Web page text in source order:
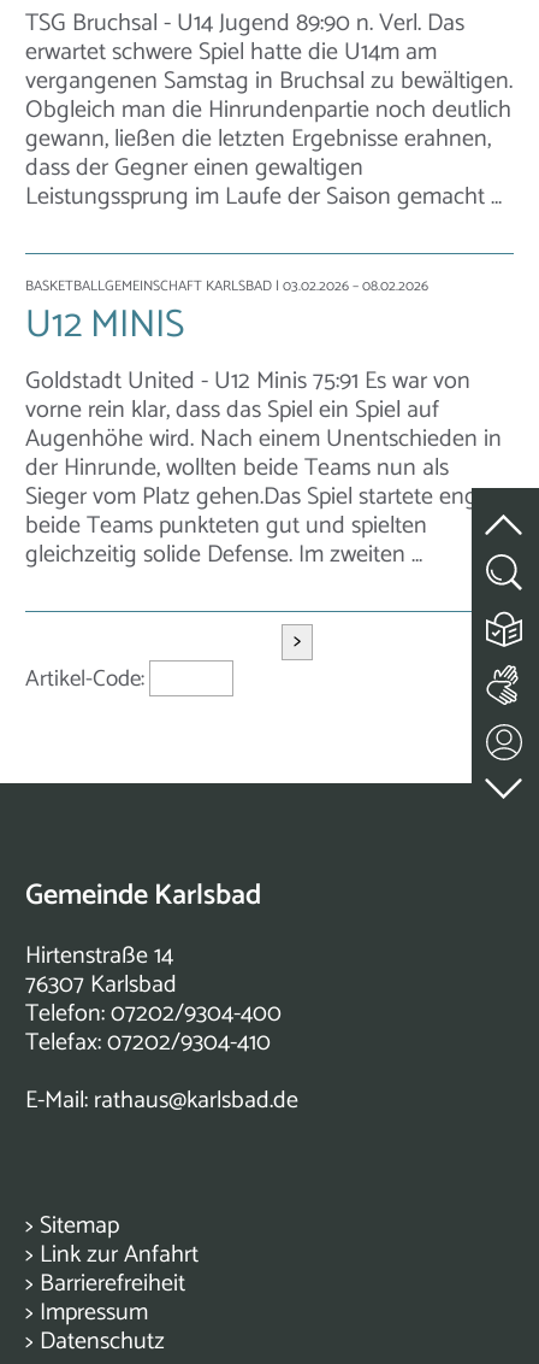
TSG Bruchsal - U14 Jugend 89:90 n. Verl. Das
erwartet schwere Spiel hatte die U14m am
vergangenen Samstag in Bruchsal zu bewältigen.
Obgleich man die Hinrundenpartie noch deutlich
gewann, ließen die letzten Ergebnisse erahnen,
dass der Gegner einen gewaltigen
Leistungssprung im Laufe der Saison gemacht …
BASKETBALLGEMEINSCHAFT KARLSBAD | 03.02.2026 – 08.02.2026
U12 MINIS
Goldstadt United - U12 Minis 75:91 Es war von
vorne rein klar, dass das Spiel ein Spiel auf
Augenhöhe wird. Nach einem Unentschieden in
der Hinrunde, wollten beide Teams nun als
Sieger vom Platz gehen.Das Spiel startete eng,
beide Teams punkteten gut und spielten
gleichzeitig solide Defense. Im zweiten …
Artikel-Code:
>
Gemeinde Karlsbad
Hirtenstraße 14
76307 Karlsbad
Telefon: 07202/9304-400
Telefax: 07202/9304-410
E-Mail:rathaus@karlsbad.de
> Sitemap
> Link zur Anfahrt
> Barrierefreiheit
> Impressum
> Datenschutz